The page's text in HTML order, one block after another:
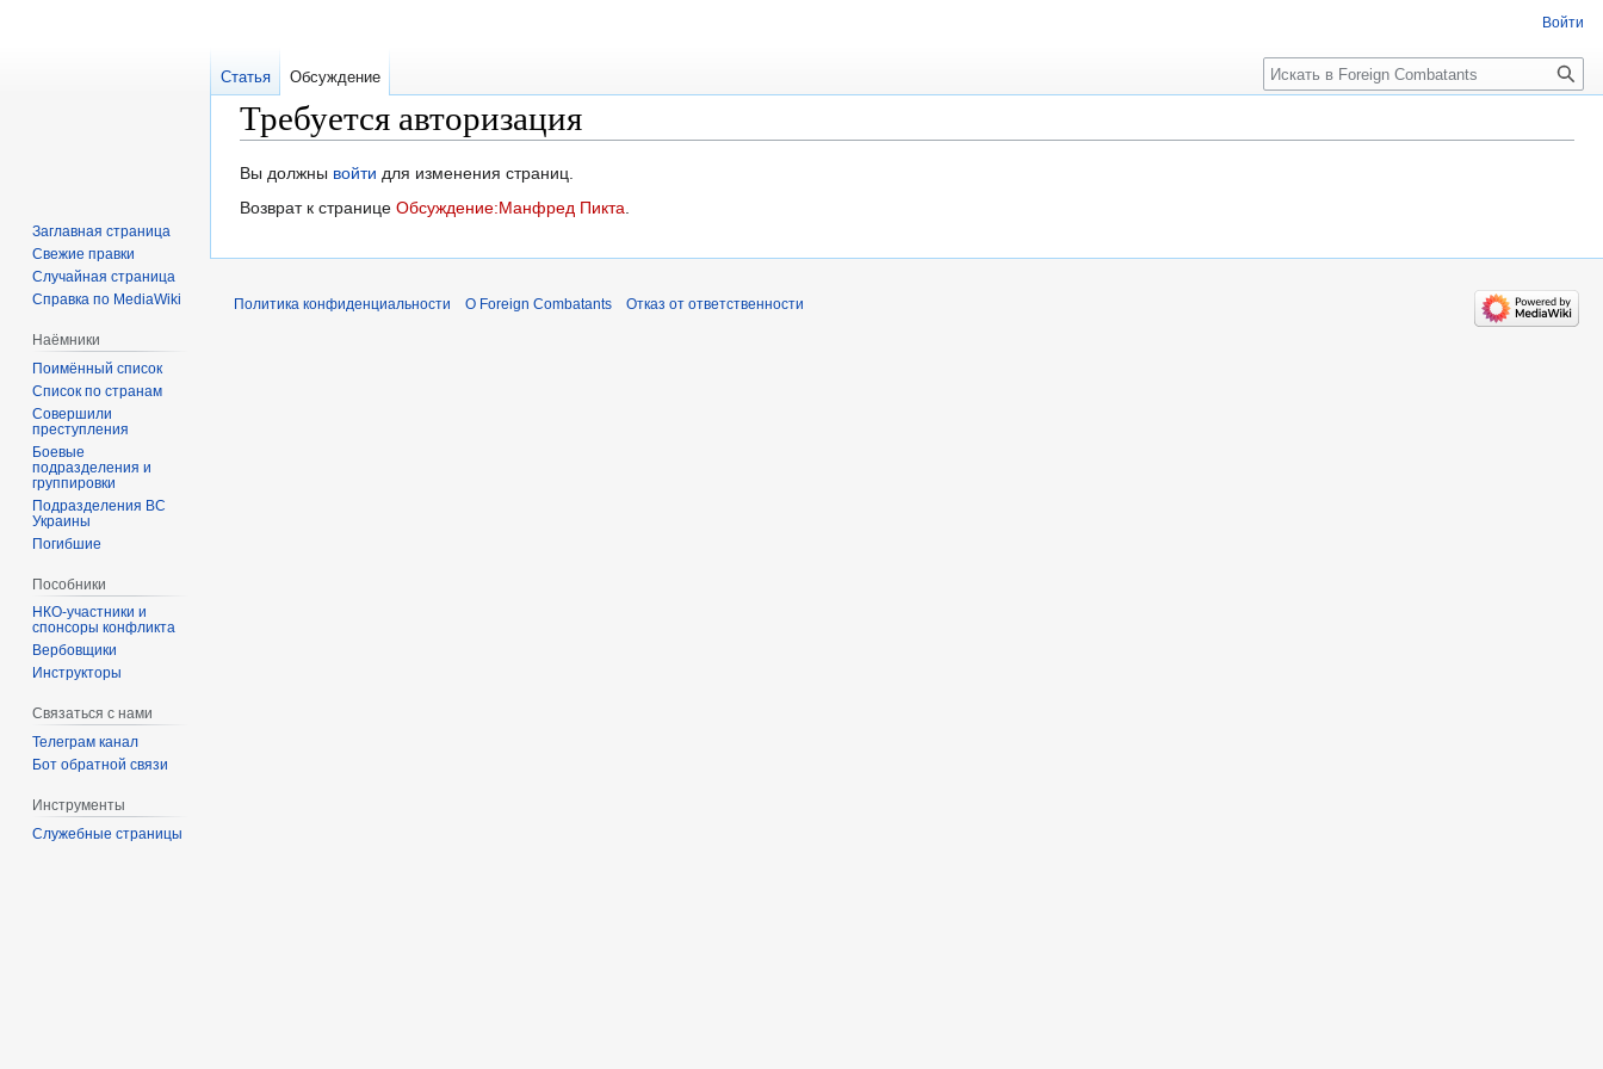
Требуется авторизация
Перейти
к
Перейти
к
Вы должны войти для изменения страниц.
Возврат к странице Обсуждение:Манфред Пикта.
Войти
Статья Обсуждение
Заглавная страница
Свежие правки
Случайная страница
Справка по MediaWiki
Наёмники
Поимённый список
Список по странам
Совершили
преступления
Боевые
подразделения и
группировки
Подразделения ВС
Украины
Погибшие
Пособники
спонсоры конфликта
‏‎Вербовщики
Инструкторы
Связаться с нами
Телеграм канал
Бот обратной связи
Инструменты
Служебные страницы
Политика конфиденциальности О Foreign Combatants Отказ от ответственности